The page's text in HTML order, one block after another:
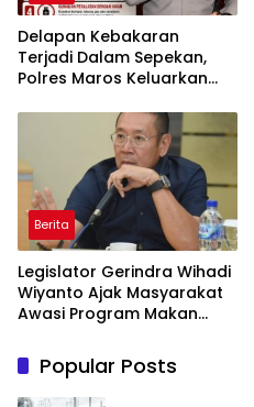
Delapan Kebakaran
Terjadi Dalam Sepekan,
Polres Maros Keluarkan
Masyarakat
Berita
Legislator Gerindra Wihadi
Wiyanto Ajak Masyarakat
Awasi Program Makan
Sasaran
Popular Posts